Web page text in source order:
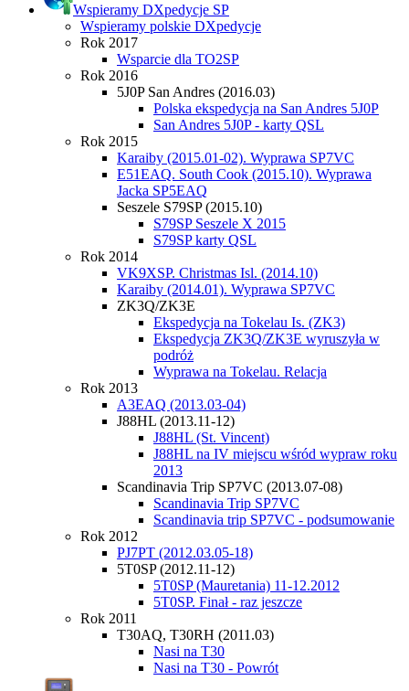
Wspieramy DXpedycje SP
Wspieramy polskie DXpedycje
Rok 2017
Wsparcie dla TO2SP
Rok 2016
5J0P San Andres (2016.03)
Polska ekspedycja na San Andres 5J0P
San Andres 5J0P - karty QSL
Rok 2015
Karaiby (2015.01-02). Wyprawa SP7VC
E51EAQ. South Cook (2015.10). Wyprawa
Jacka SP5EAQ
Seszele S79SP (2015.10)
S79SP Seszele X 2015
S79SP karty QSL
Rok 2014
VK9XSP. Christmas Isl. (2014.10)
Karaiby (2014.01). Wyprawa SP7VC
ZK3Q/ZK3E
Ekspedycja na Tokelau Is. (ZK3)
Ekspedycja ZK3Q/ZK3E wyruszyła w
podróż
Wyprawa na Tokelau. Relacja
Rok 2013
A3EAQ (2013.03-04)
J88HL (2013.11-12)
J88HL (St. Vincent)
J88HL na IV miejscu wśród wypraw roku
2013
Scandinavia Trip SP7VC (2013.07-08)
Scandinavia Trip SP7VC
Scandinavia trip SP7VC - podsumowanie
Rok 2012
PJ7PT (2012.03.05-18)
5T0SP (2012.11-12)
5T0SP (Mauretania) 11-12.2012
5T0SP. Finał - raz jeszcze
Rok 2011
T30AQ, T30RH (2011.03)
Nasi na T30
Nasi na T30 - Powrót